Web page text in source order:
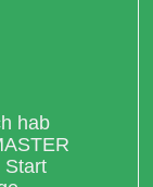
hab
Start